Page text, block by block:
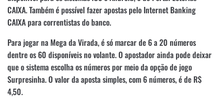
CAIXA. Também é possível fazer apostas pelo Internet Banking
CAIXA para correntistas do banco.
Para jogar na Mega da Virada, é só marcar de 6 a 20 números
dentre os 60 disponíveis no volante. O apostador ainda pode deixar
que o sistema escolha os números por meio da opção de jogo
Surpresinha. O valor da aposta simples, com 6 números, é de R$
4,50.